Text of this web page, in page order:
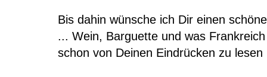
Bis dahin wünsche ich Dir einen
... Wein, Barguette und was
schon von Deinen Eindrücken zu lesen